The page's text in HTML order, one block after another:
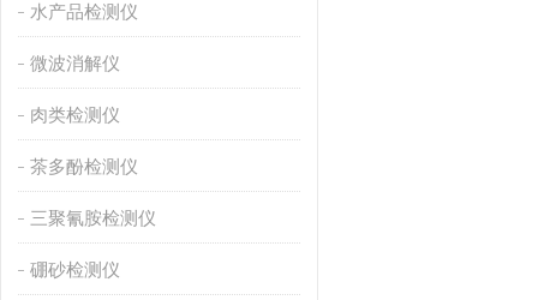
水产品检测仪
微波消解仪
肉类检测仪
茶多酚检测仪
三聚氰胺检测仪
硼砂检测仪